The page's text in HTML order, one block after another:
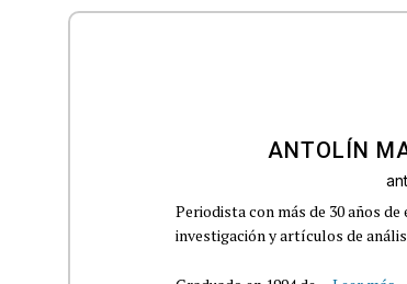
ANTOLÍN
Periodista con más de 30 años
investigación y artículos de